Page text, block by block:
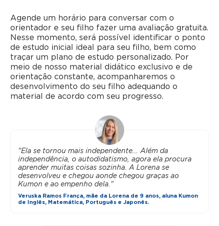
Agende um horário para conversar com o
orientador e seu filho fazer uma avaliação gratuita.
Nesse momento, será possível identificar o ponto
de estudo inicial ideal para seu filho, bem como
traçar um plano de estudo personalizado. Por
meio de nosso material didático exclusivo e de
orientação constante, acompanharemos o
desenvolvimento do seu filho adequando o
material de acordo com seu progresso.
"Ela se tornou mais independente... Além da
independência, o autodidatismo, agora ela procura
aprender muitas coisas sozinha. A Lorena se
desenvolveu e chegou aonde chegou graças ao
Kumon e ao empenho dela."
Veruska Ramos França, mãe da Lorena de 9 anos, aluna Kumon
de Inglês, Matemática, Português e Japonês.